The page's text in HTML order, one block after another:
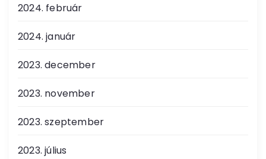
2024. február
2024. január
2023. december
2023. november
2023. szeptember
2023. július